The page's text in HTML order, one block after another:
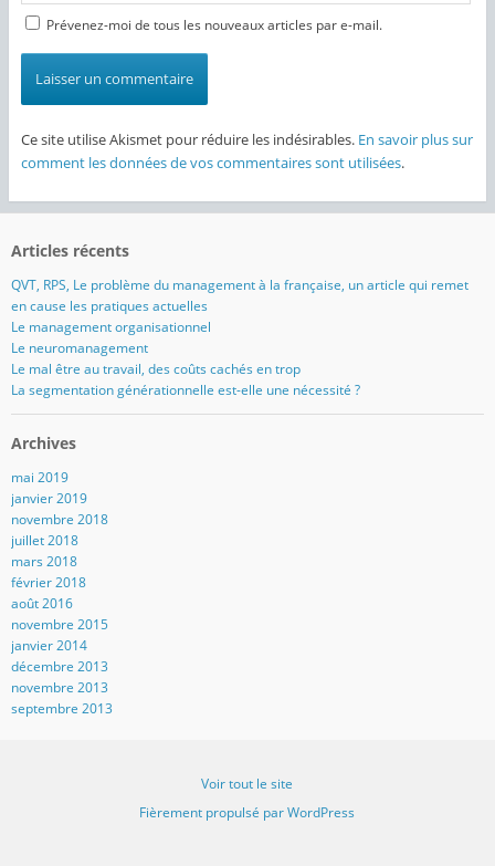
Prévenez-moi de tous les nouveaux articles par e-mail.
Ce site utilise Akismet pour réduire les indésirables. En savoir plus sur
comment les données de vos commentaires sont utilisées.
Articles récents
QVT, RPS, Le problème du management à la française, un article qui remet
en cause les pratiques actuelles
Le management organisationnel
Le neuromanagement
Le mal être au travail, des coûts cachés en trop
La segmentation générationnelle est-elle une nécessité ?
Archives
mai 2019
janvier 2019
novembre 2018
juillet 2018
mars 2018
février 2018
août 2016
novembre 2015
janvier 2014
décembre 2013
novembre 2013
septembre 2013
Voir tout le site
Fièrement propulsé par WordPress